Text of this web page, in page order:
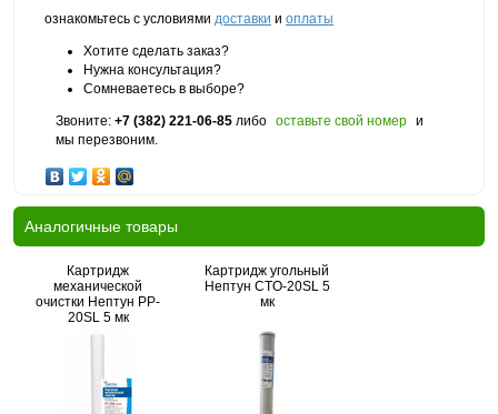
ознакомьтесь с условиями доставки и оплаты
Хотите сделать заказ?
Нужна консультация?
Сомневаетесь в выборе?
Звоните: +7 (382) 221-06-85 либо оставьте свой номер и
мы перезвоним.
Аналогичные товары
Картридж
механической
очистки Нептун PP-
20SL 5 мк
Картридж угольный
Нептун CTO-20SL 5
мк